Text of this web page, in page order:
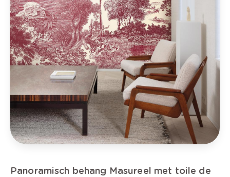
Panoramisch behang Masureel met toile de